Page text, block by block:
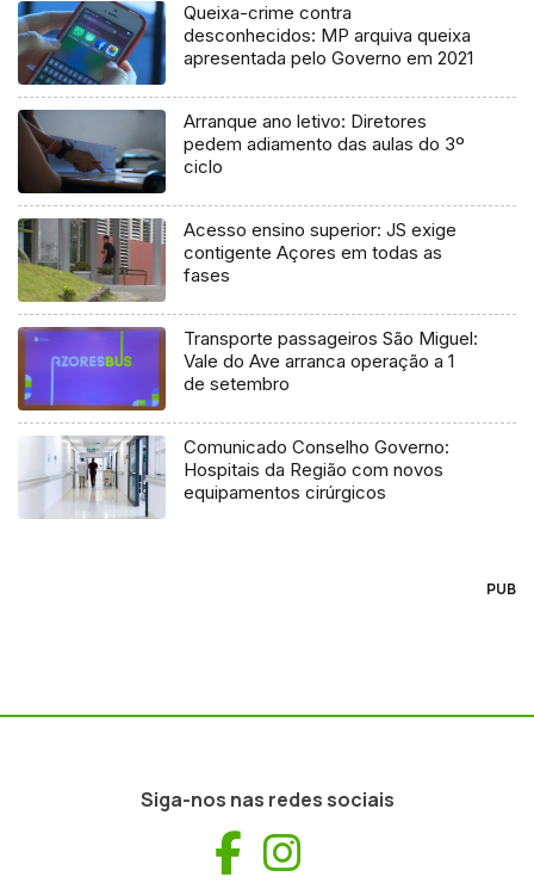
Queixa-crime contra
desconhecidos: MP arquiva queixa
apresentada pelo Governo em 2021
Arranque ano letivo: Diretores
pedem adiamento das aulas do 3º
ciclo
Acesso ensino superior: JS exige
contigente Açores em todas as
fases
Transporte passageiros São Miguel:
Vale do Ave arranca operação a 1
de setembro
Comunicado Conselho Governo:
Hospitais da Região com novos
equipamentos cirúrgicos
PUB
Siga-nos nas redes sociais
Facebook